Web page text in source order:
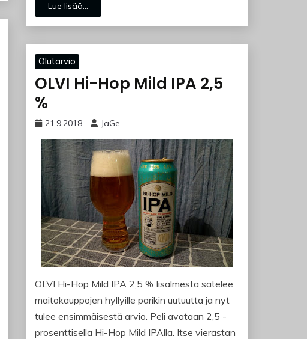
Lue lisää...
Olutarvio
OLVI Hi-Hop Mild IPA 2,5
%
21.9.2018 JaGe
OLVI Hi-Hop Mild IPA 2,5 % Iisalmesta satelee
maitokauppojen hyllyille parikin uutuutta ja nyt
tulee ensimmäisestä arvio. Peli avataan 2,5 -
prosenttisella Hi-Hop Mild IPAlla. Itse vierastan